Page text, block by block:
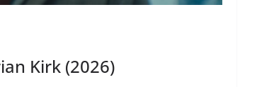
Kirk (2026)